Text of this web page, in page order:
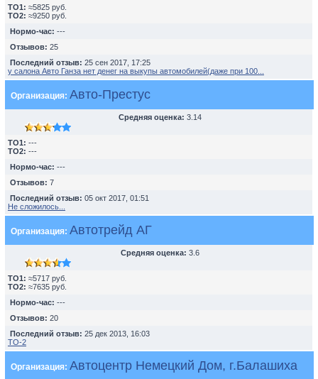
TO1: ≈5825 руб.
TO2: ≈9250 руб.
Нормо-час: ---
Отзывов: 25
Последний отзыв: 25 сен 2017, 17:25
у салона Авто Ганза нет денег на выкупы автомобилей(даже при 100...
Организация: Авто-Престус
Средняя оценка: 3.14
TO1: ---
TO2: ---
Нормо-час: ---
Отзывов: 7
Последний отзыв: 05 окт 2017, 01:51
Не сложилось...
Организация: Автотрейд АГ
Средняя оценка: 3.6
TO1: ≈5717 руб.
TO2: ≈7635 руб.
Нормо-час: ---
Отзывов: 20
Последний отзыв: 25 дек 2013, 16:03
ТО-2
Организация: Автоцентр Немецкий Дом, г.Балашиха